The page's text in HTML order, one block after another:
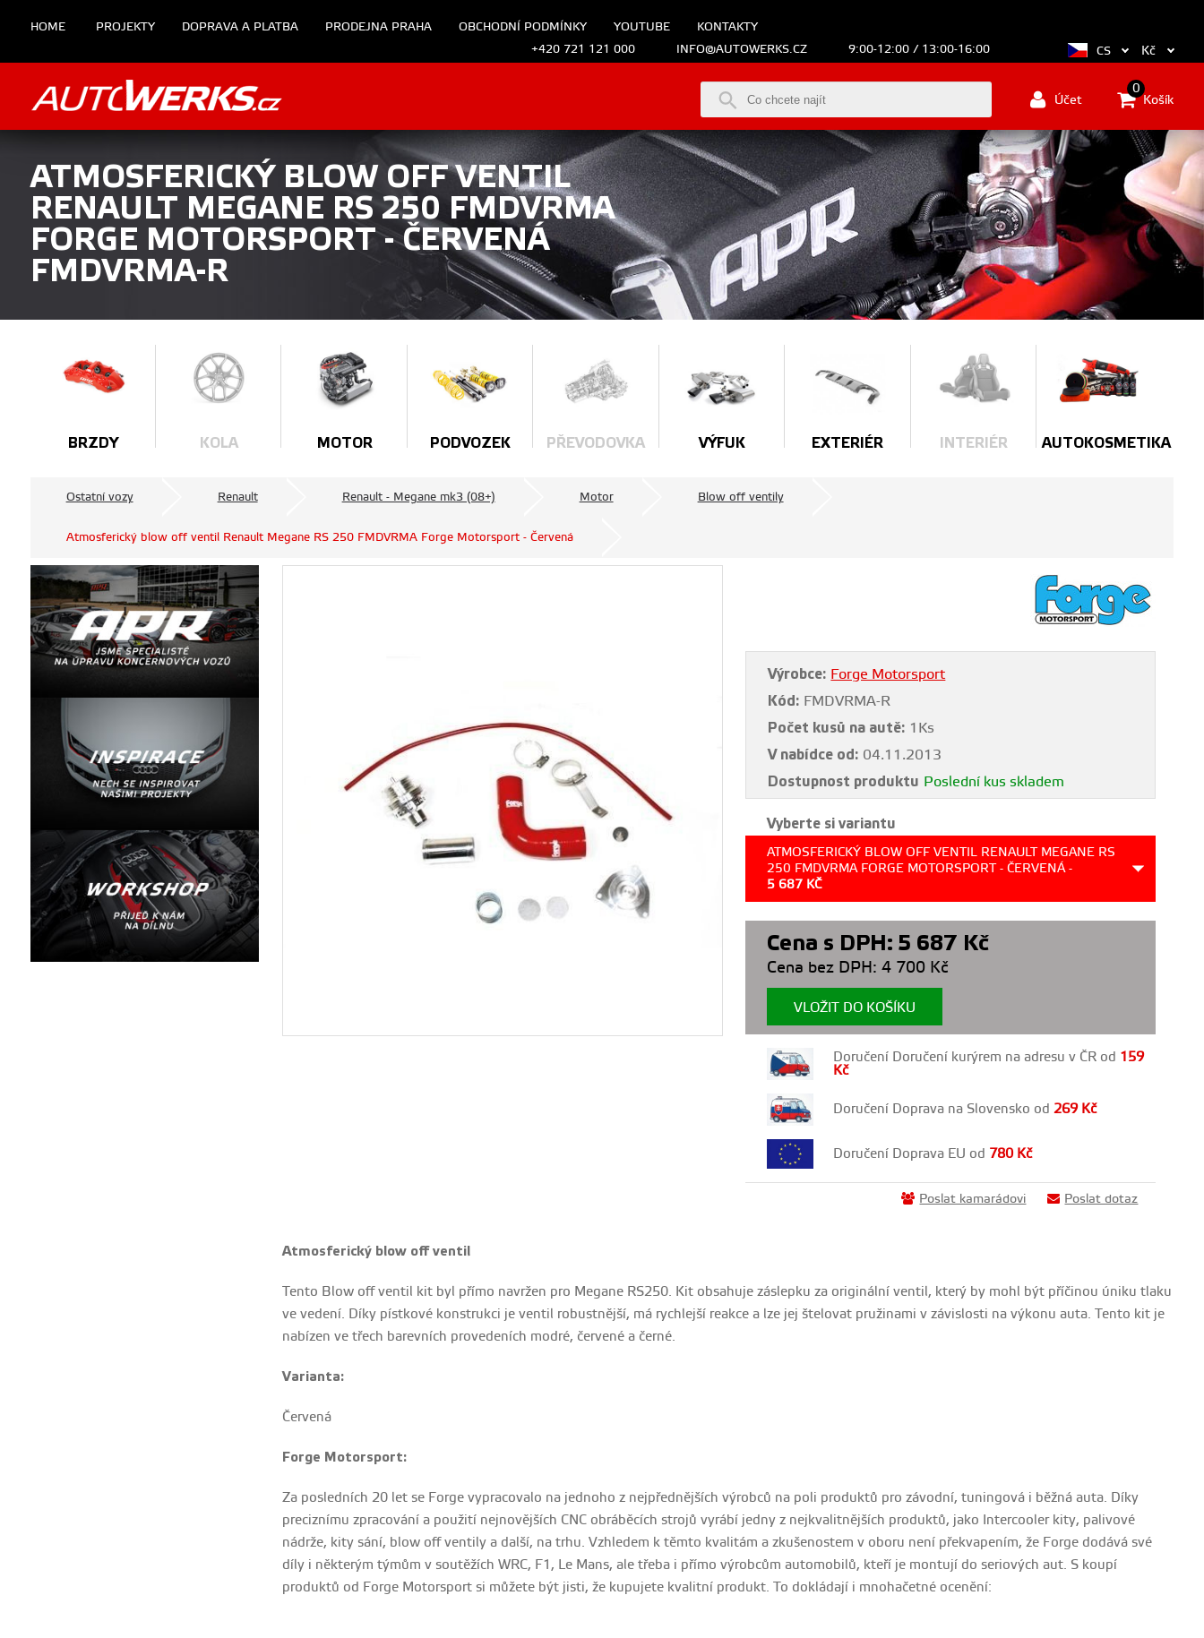
HOME PROJEKTY DOPRAVA A PLATBA PRODEJNA PRAHA OBCHODNÍ PODMÍNKY YOUTUBE
KONTAKTY
+420 721 121 000
INFO@AUTOWERKS.CZ 9:00-12:00 / 13:00-16:00 CS Kč
Účet Košík
0
ATMOSFERICKÝ BLOW OFF VENTIL
RENAULT MEGANE RS 250 FMDVRMA
FORGE MOTORSPORT - ČERVENÁ
FMDVRMA-R
BRZDY KOLA MOTOR PODVOZEK PŘEVODOVKA VÝFUK EXTERIÉR INTERIÉR AUTOKOSMETIKA
Ostatní vozy Renault Renault - Megane mk3 (08+) Motor Blow off ventily
Atmosferický blow off ventil Renault Megane RS 250 FMDVRMA Forge Motorsport - Červená
Výrobce: Forge Motorsport
Kód: FMDVRMA-R
Počet kusů na autě: 1Ks
V nabídce od: 04.11.2013
Dostupnost produktu Poslední kus skladem
Vyberte si variantu
ATMOSFERICKÝ BLOW OFF VENTIL RENAULT MEGANE RS
250 FMDVRMA FORGE MOTORSPORT - ČERVENÁ -
5 687 KČ
Cena s DPH: 5 687 Kč
Cena bez DPH: 4 700 Kč
VLOŽIT DO KOŠÍKU
Doručení Doručení kurýrem na adresu v ČR od 159
Kč
Doručení Doprava na Slovensko od269 Kč
Doručení Doprava EU od 780 Kč
Poslat kamarádovi Poslat dotaz
Atmosferický blow off ventil
Tento Blow off ventil kit byl přímo navržen pro Megane RS250. Kit obsahuje záslepku za originální ventil, který by mohl být příčinou úniku tlaku
ve vedení. Díky pístkové konstrukci je ventil robustnější, má rychlejší reakce a lze jej štelovat pružinami v závislosti na výkonu auta. Tento kit je
nabízen ve třech barevních provedeních modré, červené a černé.
Varianta:
Červená
Forge Motorsport:
Za posledních 20 let se Forge vypracovalo na jednoho z nejpřednějších výrobců na poli produktů pro závodní, tuningová i běžná auta. Díky
preciznímu zpracování a použití nejnovějších CNC obráběcích strojů vyrábí jedny z nejkvalitnějších produktů, jako Intercooler kity, palivové
nádrže, kity sání, blow off ventily a další, na trhu. Vzhledem k těmto kvalitám a zkušenostem v oboru není překvapením, že Forge dodává své
díly i některým týmům v soutěžích WRC, F1, Le Mans, ale třeba i přímo výrobcům automobilů, kteří je montují do seriových aut. S koupí
produktů od Forge Motorsport si můžete být jisti, že kupujete kvalitní produkt. To dokládají i mnohačetné ocenění: